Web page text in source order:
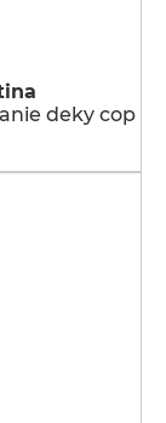
deky cop